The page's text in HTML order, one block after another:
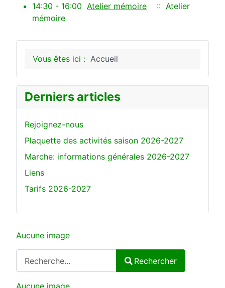
Aucune image
Rechercher
14:30 - 16:00 Atelier mémoire
:: Atelier
mémoire
Vous êtes ici : Accueil
Derniers articles
Rejoignez-nous
Plaquette des activités saison 2026-2027
Marche: informations générales 2026-2027
Liens
Tarifs 2026-2027